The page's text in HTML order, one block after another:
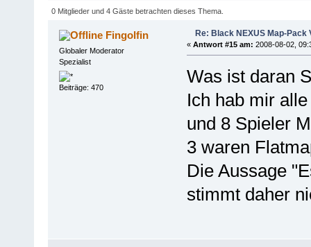
0 Mitglieder und 4 Gäste betrachten dieses Thema.
Fingolfin
Globaler Moderator
Spezialist
Beiträge: 470
Re: Black NEXUS Map-Pack
« Antwort #15 am: 2008-08-02,
Was ist daran
Ich hab mir
und 8 Spieler
3 waren
Die Aussage
stimmt daher